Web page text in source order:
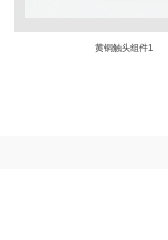
黄铜触头组件1